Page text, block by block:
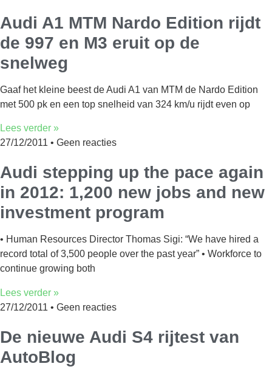
Audi A1 MTM Nardo Edition rijdt
de 997 en M3 eruit op de
snelweg
Gaaf het kleine beest de Audi A1 van MTM de Nardo Edition
met 500 pk en een top snelheid van 324 km/u rijdt even op
Lees verder »
27/12/2011
Geen reacties
Audi stepping up the pace again
in 2012: 1,200 new jobs and new
investment program
• Human Resources Director Thomas Sigi: “We have hired a
record total of 3,500 people over the past year” • Workforce to
continue growing both
Lees verder »
27/12/2011
Geen reacties
De nieuwe Audi S4 rijtest van
AutoBlog